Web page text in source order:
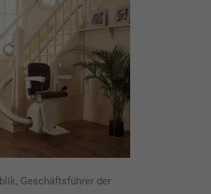
Geschäftsführer der